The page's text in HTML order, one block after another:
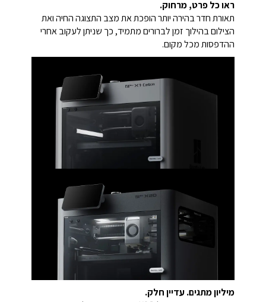
ראו כל פרט, מרחוק.
תאורת חדר בהירה יותר הופכת את מצב התצוגה החיה ואת
הצילום בהילוך זמן לברורים מתמיד, כך שניתן לעקוב אחרי
ההדפסות מכל מקום.
מיליון מתגים. עדיין חלק.